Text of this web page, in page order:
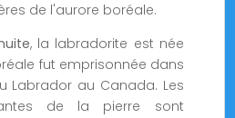
de l'aurore boréale.
, la labradorite est née
fut emprisonnée dans
Labrador au Canada. Les
de la pierre sont